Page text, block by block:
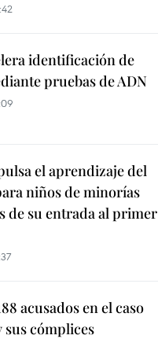
identificación de
pruebas de ADN
el aprendizaje del
niños de minorías
de su entrada al primer
acusados en el caso
sus cómplices